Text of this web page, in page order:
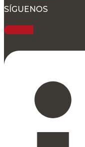
SÍGUENOS
Linkedin